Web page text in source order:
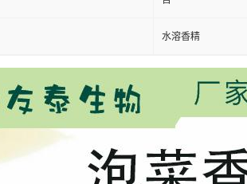
水溶香精